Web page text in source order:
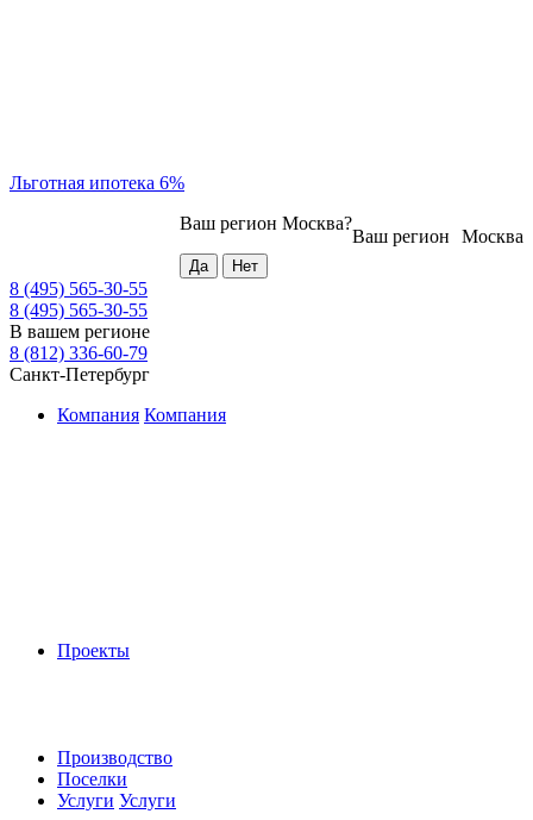
Льготная ипотека 6%
Москва
Ваш регион
Ваш регион Москва?
8 (495) 565-30-55
8 (495) 565-30-55
В вашем регионе
8 (812) 336-60-79
Санкт-Петербург
Компания Компания
Проекты
Производство
Поселки
Услуги Услуги